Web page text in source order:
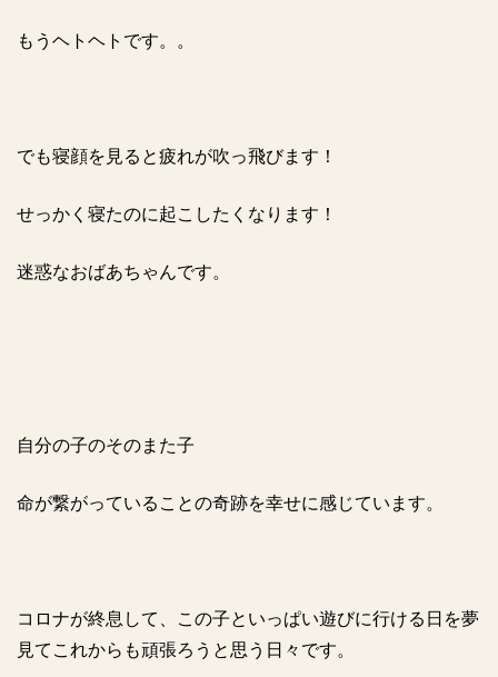
もうヘトヘトです。。
でも寝顔を見ると疲れが吹っ飛びます！
せっかく寝たのに起こしたくなります！
迷惑なおばあちゃんです。
自分の子のそのまた子
命が繋がっていることの奇跡を幸せに感じています。
コロナが終息して、この子といっぱい遊びに行ける日を夢
見てこれからも頑張ろうと思う日々です。